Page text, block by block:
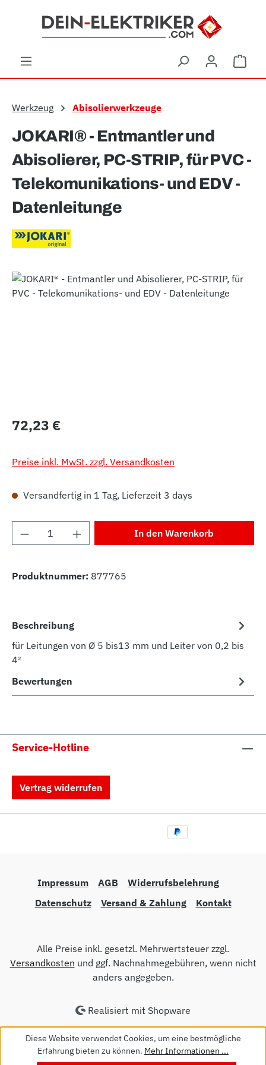
Zum Hauptinhalt springen
Werkzeug Abisolierwerkzeuge
JOKARI® - Entmantler und
Abisolierer, PC-STRIP, für PVC -
Telekomunikations- und EDV -
Datenleitunge
Bildergalerie überspringen
Regulärer Preis:
72,23 €
Preise inkl. MwSt. zzgl. Versandkosten
Versandfertig in 1 Tag, Lieferzeit 3 days
Produkt Anzahl: Gib den gewünschten
In den Warenkorb
Produktnummer: 877765
Beschreibung
für Leitungen von Ø 5 bis13 mm und Leiter von 0,2 bis
4²
Bewertungen
Service-Hotline
Vertrag widerrufen
Impressum AGB
Widerrufsbelehrung
Datenschutz
Versand & Zahlung Kontakt
Alle Preise inkl. gesetzl. Mehrwertsteuer zzgl.
Versandkosten und ggf. Nachnahmegebühren, wenn nicht
anders angegeben.
Realisiert mit Shopware
Diese Website verwendet Cookies, um eine bestmögliche
Erfahrung bieten zu können. Mehr Informationen ...